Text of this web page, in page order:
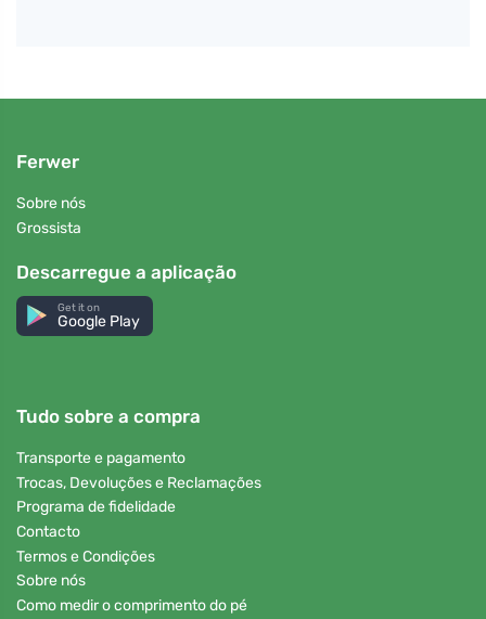
Ferwer
Sobre nós
Grossista
Descarregue a aplicação
Get it on
Google Play
Tudo sobre a compra
Transporte e pagamento
Trocas, Devoluções e Reclamações
Programa de fidelidade
Contacto
Termos e Condições
Sobre nós
Como medir o comprimento do pé